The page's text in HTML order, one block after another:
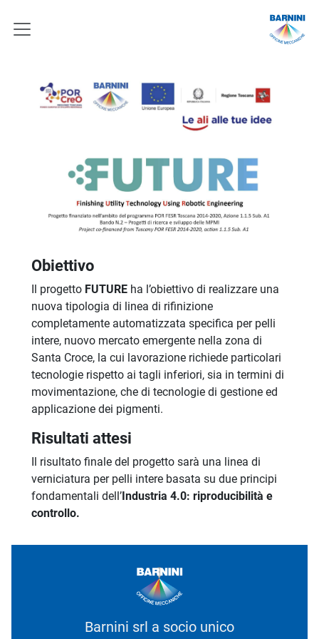
Obiettivo
Il progetto FUTURE ha l’obiettivo di realizzare una
nuova tipologia di linea di rifinizione
completamente automatizzata specifica per pelli
intere, nuovo mercato emergente nella zona di
Santa Croce, la cui lavorazione richiede particolari
tecnologie rispetto ai tagli inferiori, sia in termini di
movimentazione, che di tecnologie di gestione ed
applicazione dei pigmenti.
Risultati attesi
Il risultato finale del progetto sarà una linea di
verniciatura per pelli intere basata su due principi
fondamentali dell’ Industria 4.0: riproducibilità e
controllo.
Barnini srl a socio unico